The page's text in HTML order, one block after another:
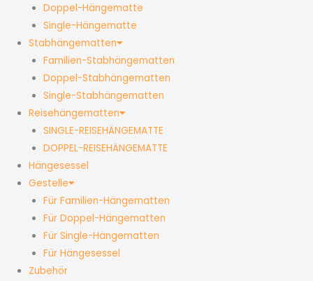
Doppel-Hängematte
Single-Hängematte
Stabhängematten
Familien-Stabhängematten
Doppel-Stabhängematten
Single-Stabhängematten
Reisehängematten
SINGLE-REISEHÄNGEMATTE
DOPPEL-REISEHÄNGEMATTE
Hängesessel
Gestelle
Für Familien-Hängematten
Für Doppel-Hängematten
Für Single-Hängematten
Für Hängesessel
Zubehör